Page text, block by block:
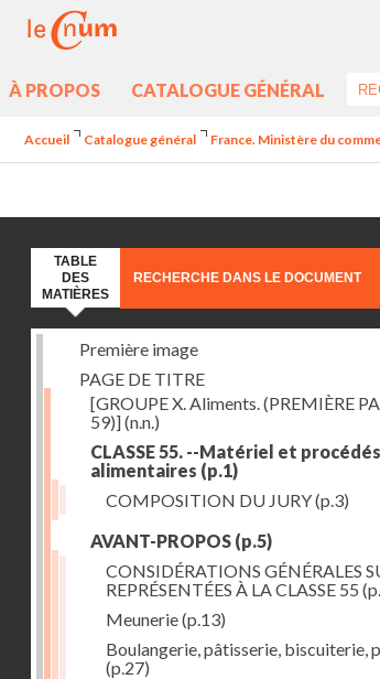
À PROPOS CATALOGUE GÉNÉRAL
Accueil Catalogue général France. Ministère du
TABLE
DES
MATIÈRES
RECHERCHE DANS LE DOCUMENT
Première image
PAGE DE TITRE
[GROUPE X. Aliments. (PREMIÈRE
59)](n.n.)
CLASSE 55. --Matériel et
alimentaires (p.1)
COMPOSITION DU JURY(p.3)
AVANT-PROPOS (p.5)
CONSIDÉRATIONS GÉNÉRALES
REPRÉSENTÉES À LA CLASSE 55
Meunerie(p.13)
Boulangerie, pâtisserie, biscuiterie,
(p.27)